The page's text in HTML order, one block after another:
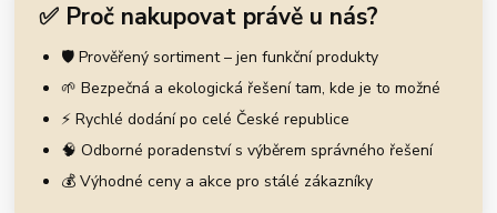
✅ Proč nakupovat právě u nás?
🛡️ Prověřený sortiment – jen funkční produkty
🌱 Bezpečná a ekologická řešení tam, kde je to možné
⚡ Rychlé dodání po celé České republice
🧠 Odborné poradenství s výběrem správného řešení
💰 Výhodné ceny a akce pro stálé zákazníky